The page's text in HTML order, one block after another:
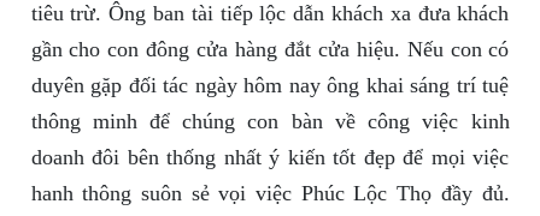
tiêu trừ. Ông ban tài tiếp lộc dẫn khách xa đưa khách
gần cho con đông cửa hàng đắt cửa hiệu. Nếu con có
duyên gặp đối tác ngày hôm nay ông khai sáng trí tuệ
thông minh để chúng con bàn về công việc kinh
doanh đôi bên thống nhất ý kiến tốt đẹp để mọi việc
hanh thông suôn sẻ vọi việc Phúc Lộc Thọ đầy đủ.